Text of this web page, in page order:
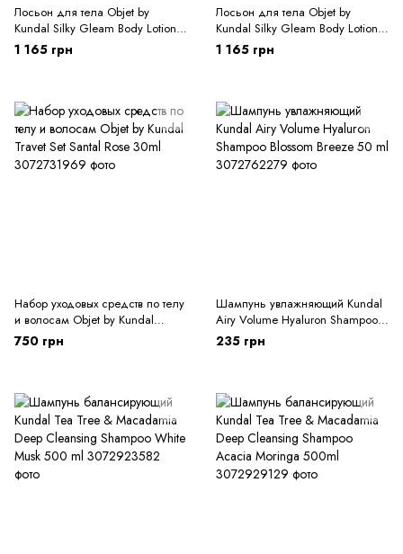
Лосьон для тела Objet by
Kundal Silky Gleam Body Lotion
Santal Rose 470 ml
1 165 грн
Лосьон для тела Objet by
Kundal Silky Gleam Body Lotion
Linen Water 470 ml
1 165 грн
Набор уходовых средств по телу
и волосам Objet by Kundal
Travet Set Santal Rose 30ml
750 грн
Шампунь увлажняющий Kundal
Airy Volume Hyaluron Shampoo
Blossom Breeze 50 ml
235 грн